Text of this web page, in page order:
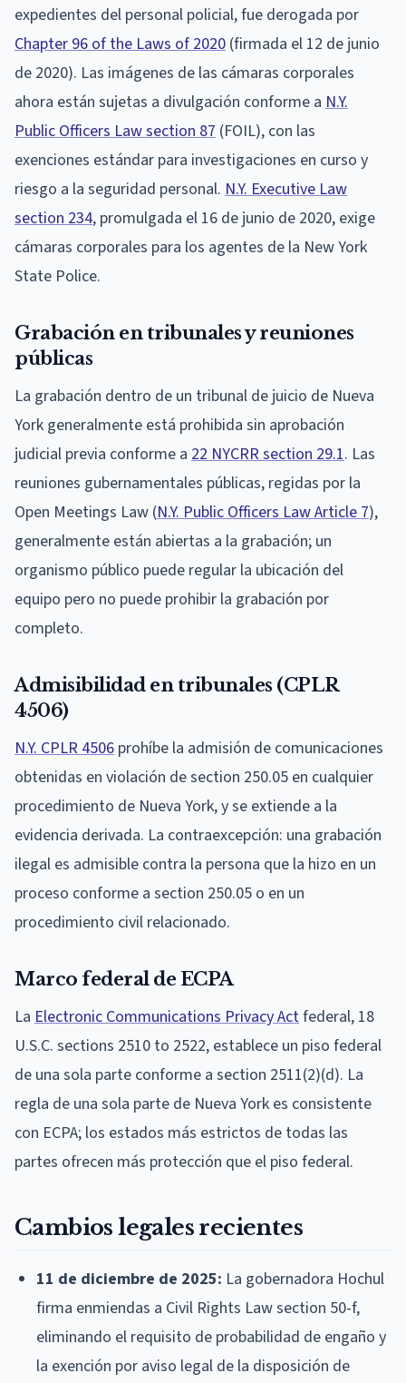
expedientes del personal policial, fue derogada por
Chapter 96 of the Laws of 2020 (firmada el 12 de junio
de 2020). Las imágenes de las cámaras corporales
ahora están sujetas a divulgación conforme a N.Y.
Public Officers Law section 87 (FOIL), con las
exenciones estándar para investigaciones en curso y
riesgo a la seguridad personal. N.Y. Executive Law
section 234, promulgada el 16 de junio de 2020, exige
cámaras corporales para los agentes de la New York
State Police.
Grabación en tribunales y reuniones
públicas
La grabación dentro de un tribunal de juicio de Nueva
York generalmente está prohibida sin aprobación
judicial previa conforme a 22 NYCRR section 29.1. Las
reuniones gubernamentales públicas, regidas por la
Open Meetings Law (N.Y. Public Officers Law Article 7),
generalmente están abiertas a la grabación; un
organismo público puede regular la ubicación del
equipo pero no puede prohibir la grabación por
completo.
Admisibilidad en tribunales (CPLR
4506)
N.Y. CPLR 4506 prohíbe la admisión de comunicaciones
obtenidas en violación de section 250.05 en cualquier
procedimiento de Nueva York, y se extiende a la
evidencia derivada. La contraexcepción: una grabación
ilegal es admisible contra la persona que la hizo en un
proceso conforme a section 250.05 o en un
procedimiento civil relacionado.
Marco federal de ECPA
La Electronic Communications Privacy Actfederal, 18
U.S.C. sections 2510 to 2522, establece un piso federal
de una sola parte conforme a section 2511(2)(d). La
regla de una sola parte de Nueva York es consistente
con ECPA; los estados más estrictos de todas las
partes ofrecen más protección que el piso federal.
Cambios legales recientes
11 de diciembre de 2025: La gobernadora Hochul
firma enmiendas a Civil Rights Law section 50-f,
eliminando el requisito de probabilidad de engaño y
la exención por aviso legal de la disposición de